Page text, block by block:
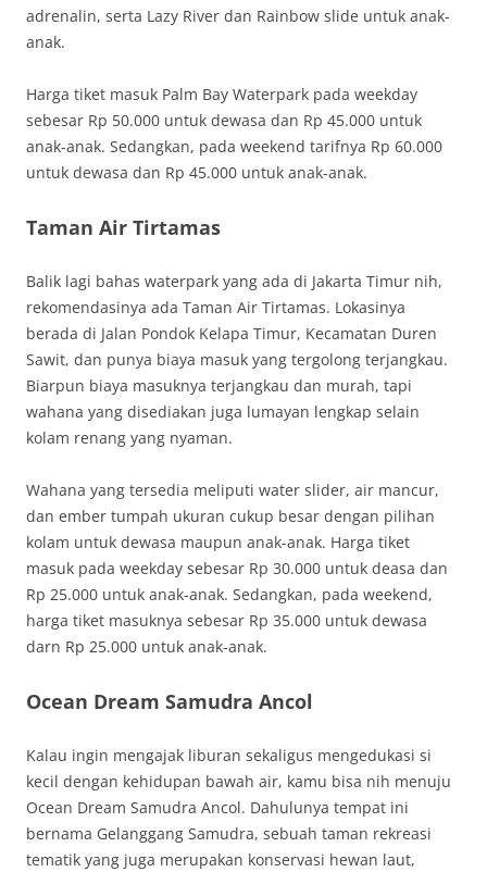
adrenalin, serta Lazy River dan Rainbow slide untuk anak-
anak.
Harga tiket masuk Palm Bay Waterpark pada weekday
sebesar Rp 50.000 untuk dewasa dan Rp 45.000 untuk
anak-anak. Sedangkan, pada weekend tarifnya Rp 60.000
untuk dewasa dan Rp 45.000 untuk anak-anak.
Taman Air Tirtamas
Balik lagi bahas waterpark yang ada di Jakarta Timur nih,
rekomendasinya ada Taman Air Tirtamas. Lokasinya
berada di Jalan Pondok Kelapa Timur, Kecamatan Duren
Sawit, dan punya biaya masuk yang tergolong terjangkau.
Biarpun biaya masuknya terjangkau dan murah, tapi
wahana yang disediakan juga lumayan lengkap selain
kolam renang yang nyaman.
Wahana yang tersedia meliputi water slider, air mancur,
dan ember tumpah ukuran cukup besar dengan pilihan
kolam untuk dewasa maupun anak-anak. Harga tiket
masuk pada weekday sebesar Rp 30.000 untuk deasa dan
Rp 25.000 untuk anak-anak. Sedangkan, pada weekend,
harga tiket masuknya sebesar Rp 35.000 untuk dewasa
darn Rp 25.000 untuk anak-anak.
Ocean Dream Samudra Ancol
Kalau ingin mengajak liburan sekaligus mengedukasi si
kecil dengan kehidupan bawah air, kamu bisa nih menuju
Ocean Dream Samudra Ancol. Dahulunya tempat ini
bernama Gelanggang Samudra, sebuah taman rekreasi
tematik yang juga merupakan konservasi hewan laut,